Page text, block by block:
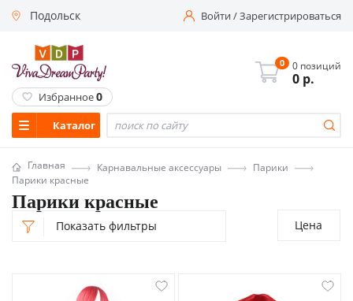
Подольск Войти/Зарегистрироваться
Каталог
0 0 позиций
0 р.
Избранное0
Главная Карнавальные аксессуары
Парики
Парики красные
Парики красные
Показать фильтры Цена